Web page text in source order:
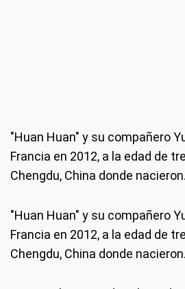
"Huan Huan" y su compañero
Francia en 2012, a la edad de
Chengdu, China donde nacieron.
"Huan Huan" y su compañero
Francia en 2012, a la edad de
Chengdu, China donde nacieron.